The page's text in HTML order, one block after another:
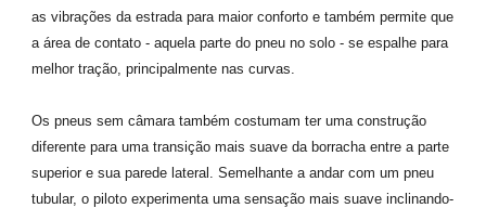
as vibrações da estrada para maior conforto e também permite que
a área de contato - aquela parte do pneu no solo - se espalhe para
melhor tração, principalmente nas curvas.
Os pneus sem câmara também costumam ter uma construção
diferente para uma transição mais suave da borracha entre a parte
superior e sua parede lateral. Semelhante a andar com um pneu
tubular, o piloto experimenta uma sensação mais suave inclinando-